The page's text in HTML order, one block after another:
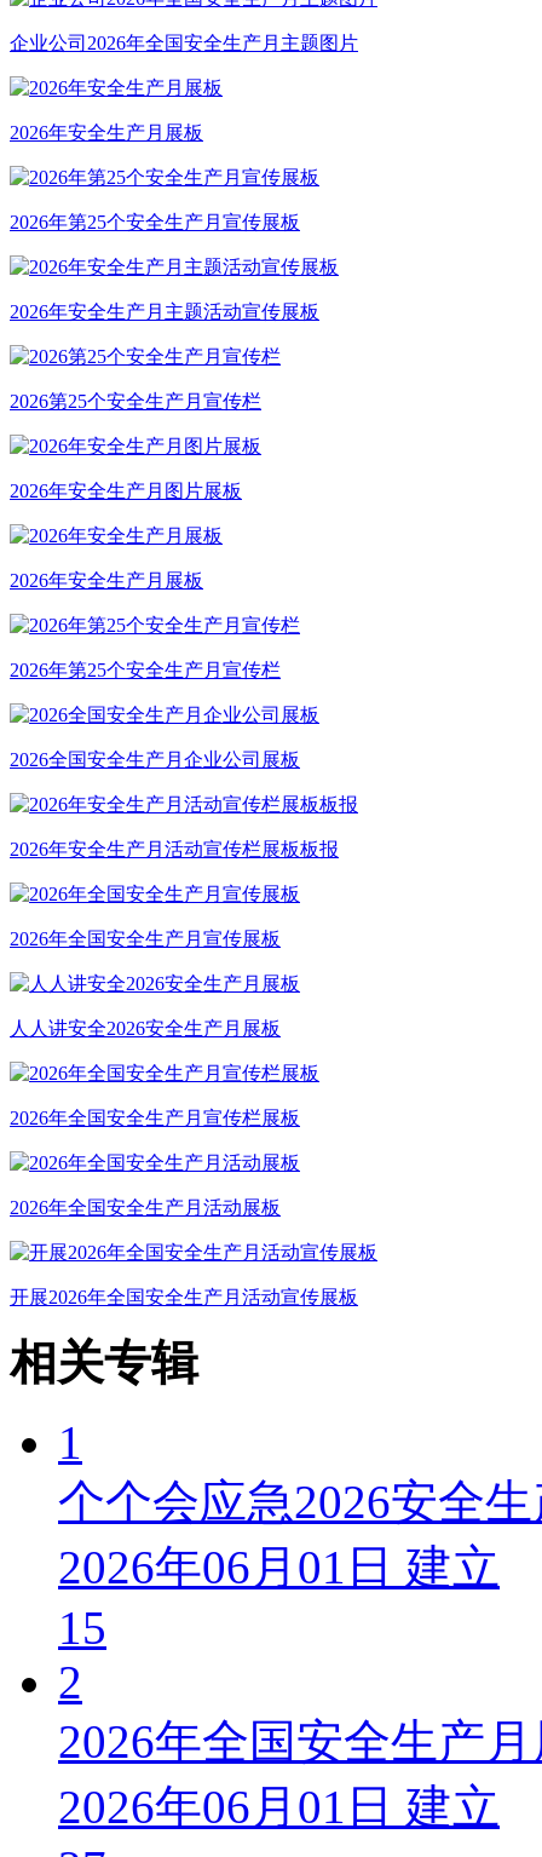
企业公司2026年全国安全生产月主题图片
2026年安全生产月展板
2026年第25个安全生产月宣传展板
2026年安全生产月主题活动宣传展板
2026第25个安全生产月宣传栏
2026年安全生产月图片展板
2026年安全生产月展板
2026年第25个安全生产月宣传栏
2026全国安全生产月企业公司展板
2026年安全生产月活动宣传栏展板板报
2026年全国安全生产月宣传展板
人人讲安全2026安全生产月展板
2026年全国安全生产月宣传栏展板
2026年全国安全生产月活动展板
开展2026年全国安全生产月活动宣传展板
相关专辑
1
个个会应急2026安全
2026年06月01日 建立
15
2
2026年全国安全生产
2026年06月01日 建立